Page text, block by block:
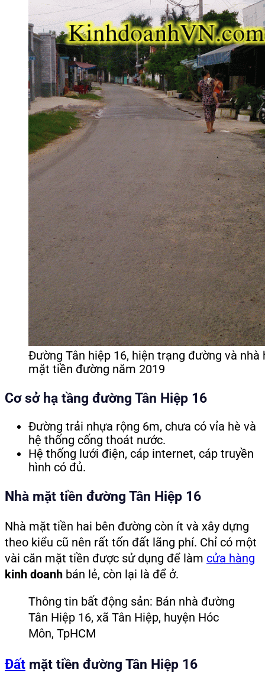
Đường Tân hiệp 16, hiện trạng đường và nhà
mặt tiền đường năm 2019
Cơ sở hạ tầng đường Tân Hiệp 16
Đường trải nhựa rộng 6m, chưa có vỉa hè và
hệ thống cống thoát nước.
Hệ thống lưới điện, cáp internet, cáp truyền
hình có đủ.
Nhà mặt tiền đường Tân Hiệp 16
Nhà mặt tiền hai bên đường còn ít và xây dựng
theo kiểu cũ nên rất tốn đất lãng phí. Chỉ có một
vài căn mặt tiền được sử dụng để làm cửa hàng
kinh doanh bán lẻ, còn lại là để ở.
Thông tin bất động sản: Bán nhà đường
Tân Hiệp 16, xã Tân Hiệp, huyện Hóc
Môn, TpHCM
Đất mặt tiền đường Tân Hiệp 16